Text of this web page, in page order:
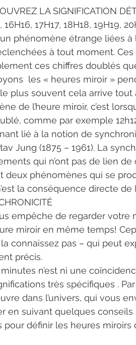
LA SIGNIFICATION
16H16, 17H17, 18H18, 19H19,
phénomène étrange liées à
à tout moment. Ces
ces chiffres doublés
les « heures miroir »
plus souvent cela arrive tout
de l’heure miroir, c’est
comme par exemple 12h12
lié à la notion de
Jung (1875 – 1961). La
qui n’ont pas de lien de
deux phénomènes qui se
la conséquence directe de
empêche de regarder votre
miroir en même temps!
connaissez pas – qui peut
précis.
n’est ni une
très spécifiques .
dans l’univers, qui vous
en suivant quelques conseils
pour définir les heures